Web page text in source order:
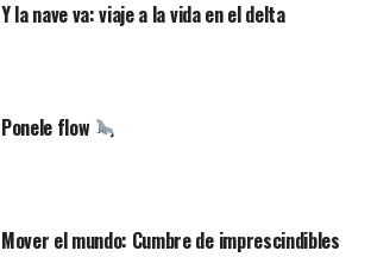
Y la nave va: viaje a la vida en el delta
Ponele flow
Mover el mundo: Cumbre de imprescindibles